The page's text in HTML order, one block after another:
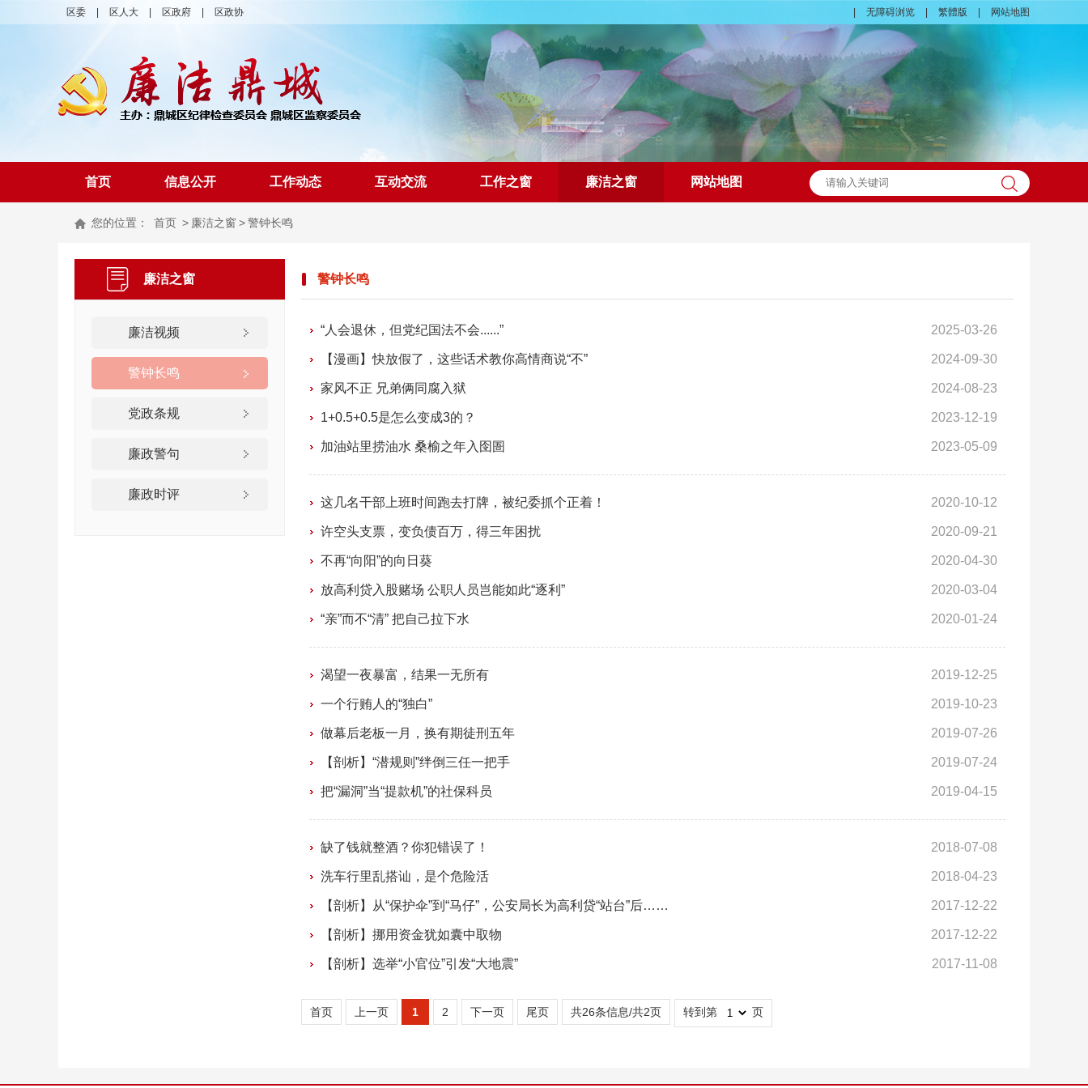
无障碍浏览 繁體版 网站地图
区委 区人大 区政府 区政协
首页 信息公开 工作动态 互动交流 工作之窗 廉洁之窗 网站地图
您的位置： 首页 > 廉洁之窗 >警钟长鸣
廉洁之窗
廉洁视频
警钟长鸣
党政条规
廉政警句
廉政时评
警钟长鸣
2025-03-26
“人会退休，但党纪国法不会......”
2024-09-30
【漫画】快放假了，这些话术教你高情商说“不”
2024-08-23
家风不正 兄弟俩同腐入狱
2023-12-19
1+0.5+0.5是怎么变成3的？
2023-05-09
加油站里捞油水 桑榆之年入囹圄
2020-10-12
这几名干部上班时间跑去打牌，被纪委抓个正着！
2020-09-21
许空头支票，变负债百万，得三年困扰
2020-04-30
不再“向阳”的向日葵
2020-03-04
放高利贷入股赌场 公职人员岂能如此“逐利”
2020-01-24
“亲”而不“清” 把自己拉下水
2019-12-25
渴望一夜暴富，结果一无所有
2019-10-23
一个行贿人的“独白”
2019-07-26
做幕后老板一月，换有期徒刑五年
2019-07-24
【剖析】“潜规则”绊倒三任一把手
2019-04-15
把“漏洞”当“提款机”的社保科员
2018-07-08
缺了钱就整酒？你犯错误了！
2018-04-23
洗车行里乱搭讪，是个危险活
2017-12-22
【剖析】从“保护伞”到“马仔”，公安局长为高利贷“站台”后……
2017-12-22
【剖析】挪用资金犹如囊中取物
2017-11-08
【剖析】选举“小官位”引发“大地震”
首页 上一页 1 2 下一页 尾页 共26条信息/共2页 转到第 页